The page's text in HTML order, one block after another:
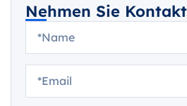
Nehmen Sie